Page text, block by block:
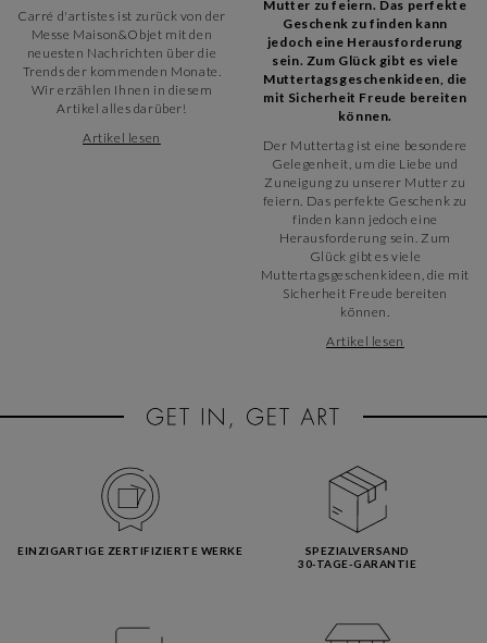
Carré d'artistes ist zurück von der
Messe Maison&Objet mit den
neuesten Nachrichten über die
Trends der kommenden Monate.
Wir erzählen Ihnen in diesem
Artikel alles darüber!
Artikel lesen
Mutter zu feiern. Das perfekte
Geschenk zu finden kann
jedoch eine Herausforderung
sein. Zum Glück gibt es viele
Muttertagsgeschenkideen, die
mit Sicherheit Freude bereiten
können.
Der Muttertag ist eine besondere
Gelegenheit, um die Liebe und
Zuneigung zu unserer Mutter zu
feiern. Das perfekte Geschenk zu
finden kann jedoch eine
Herausforderung sein. Zum
Glück gibt es viele
Muttertagsgeschenkideen, die mit
Sicherheit Freude bereiten
können.
Artikel lesen
EINZIGARTIGE ZERTIFIZIERTE WERKE
SPEZIALVERSAND
30-TAGE-GARANTIE